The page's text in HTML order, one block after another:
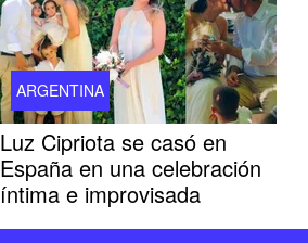
ARGENTINA
Luz Cipriota se casó en
España en una celebración
íntima e improvisada